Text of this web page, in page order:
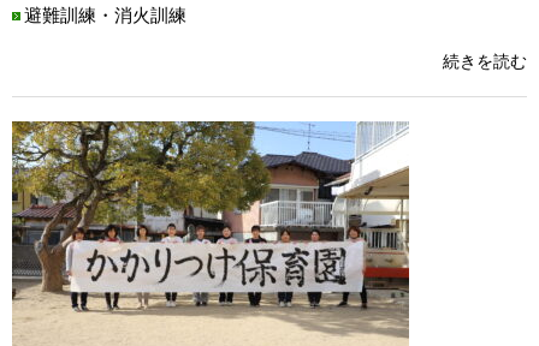
避難訓練・消火訓練
続きを読む